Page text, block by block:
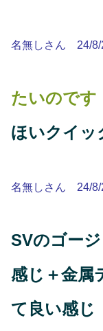
名無しさん 24/8/
たいのです
ほいクイッ
名無しさん 24/8/
SVのゴー
感じ＋金属
て良い感じ